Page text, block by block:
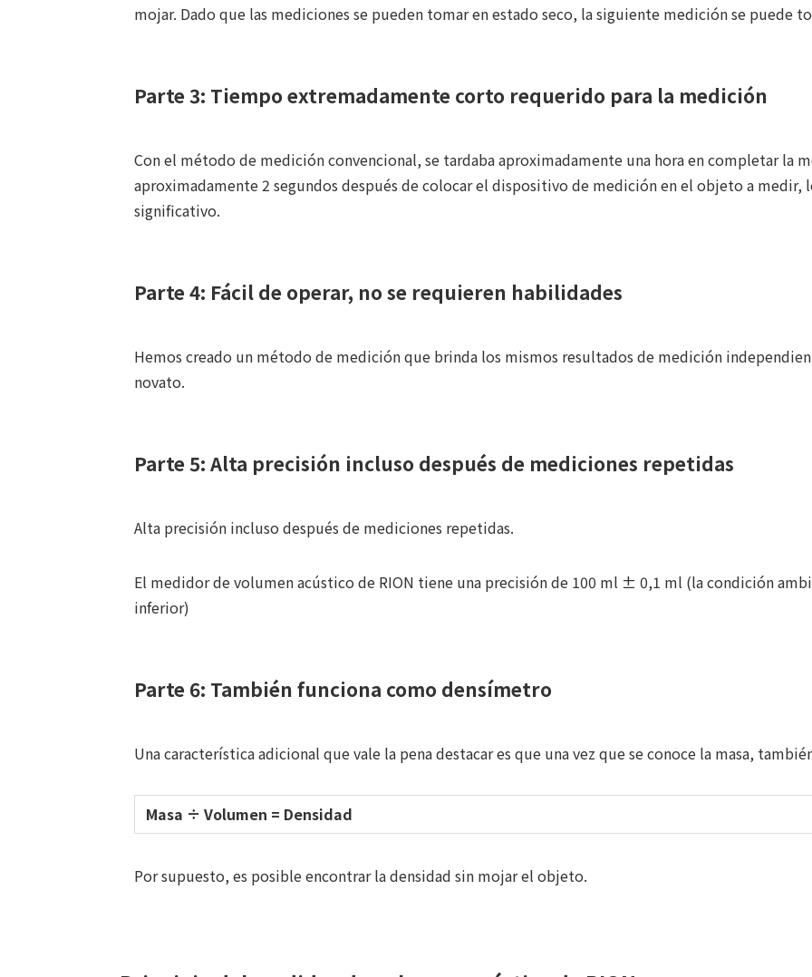
mojar. Dado que las mediciones se pueden tomar en estado seco, la siguiente medición se puede
Parte 3: Tiempo extremadamente corto requerido para la medición
Con el método de medición convencional, se tardaba aproximadamente una hora en completar la
aproximadamente 2 segundos después de colocar el dispositivo de medición en el objeto a
significativo.
Parte 4: Fácil de operar, no se requieren habilidades
Hemos creado un método de medición que brinda los mismos resultados de medición
novato.
Parte 5: Alta precisión incluso después de mediciones repetidas
Alta precisión incluso después de mediciones repetidas.
El medidor de volumen acústico de RION tiene una precisión de 100 ml ± 0,1 ml (la condición
inferior)
Parte 6: También funciona como densímetro
Una característica adicional que vale la pena destacar es que una vez que se conoce la masa,
Masa ÷ Volumen = Densidad
Por supuesto, es posible encontrar la densidad sin mojar el objeto.